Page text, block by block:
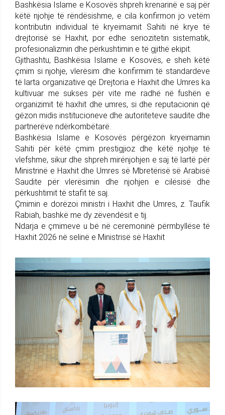
Bashkësia Islame e Kosovës shpreh krenarinë e saj për
këtë njohje të rëndësishme, e cila konfirmon jo vetëm
kontributin individual të kryeimamit Sahiti në krye të
drejtorisë së Haxhit, por edhe seriozitetin sistematik,
profesionalizmin dhe përkushtimin e të gjithë ekipit.
Gjithashtu, Bashkësia Islame e Kosovës, e sheh këtë
çmim si njohje, vlerësim dhe konfirmim të standardeve
të larta organizative që Drejtoria e Haxhit dhe Umres ka
kultivuar me sukses për vite me radhë në fushën e
organizimit të haxhit dhe umres, si dhe reputacionin që
gëzon midis institucioneve dhe autoriteteve saudite dhe
partnerëve ndërkombëtarë.
Bashkësia Islame e Kosovës përgëzon kryeimamin
Sahiti për këtë çmim prestigjioz dhe këtë njohje të
vlefshme, sikur dhe shpreh mirënjohjen e saj të lartë për
Ministrinë e Haxhit dhe Umres së Mbretërisë së Arabisë
Saudite për vlerësimin dhe njohjen e cilësisë dhe
përkushtimit të stafit të saj.
Çmimin e dorëzoi ministri i Haxhit dhe Umres, z. Taufik
Rabiah, bashkë me dy zëvendësit e tij.
Ndarja e çmimeve u bë në ceremoninë përmbyllëse të
Haxhit 2026 në selinë e Ministrisë së Haxhit